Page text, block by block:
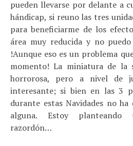
pueden llevarse por delante a
hándicap, si reuno las tres
para beneficiarme de los
área muy reducida y no
!Aunque eso es un problema
momento! La miniatura de la
horrorosa, pero a nivel de
interesante; si bien en las 3
durante estas Navidades no ha
alguna. Estoy planteando
razordón…